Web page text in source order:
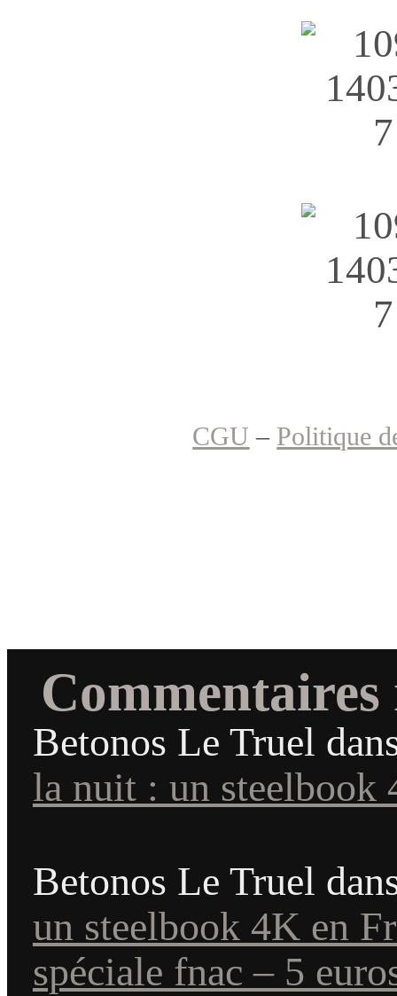
CGU – Politique
Commentaires
Betonos Le Truel
la nuit : un steelbook
Betonos Le Truel
un steelbook 4K en
spéciale fnac – 5